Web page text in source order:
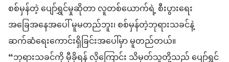
စစ်မှန်တဲ့ ပျော်ရွှင်မှုဆိုတာ လူတစ်ယောက်ရဲ့ စီးပွားရေး
အခြေအနေအပေါ် မူမတည်ဘူး၊ စစ်မှန်တဲ့ဘုရားသခင်နဲ့
ဆက်ဆံရေးကောင်းရှိခြင်းအပေါ်မှာ မူတည်တယ်။
“ဘုရားသခင်ကို မှီခိုရန် လိုကြောင်း သိမှတ်သူတို့သည် ပျော်ရွှင်